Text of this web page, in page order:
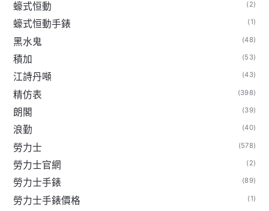
蠔式恒動 (2)
蠔式恒動手錶 (1)
黑水鬼 (48)
積加 (53)
江詩丹噸 (43)
精仿表 (398)
朗閣 (39)
浪勤 (40)
勞力士 (578)
勞力士官網 (2)
勞力士手錶 (89)
勞力士手錶價格 (1)